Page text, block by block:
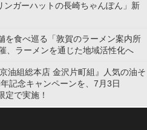
ガーハットの長崎ちゃんぽん」新
を食べ巡る「敦賀のラーメン案内所
、ラーメンを通じた地域活性化へ
油組総本店 金沢片町組』人気の油そ
記念キャンペーンを、7月3日
定で実施！